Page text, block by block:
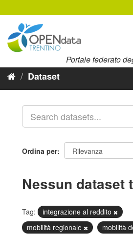
al
contenuto
Portale federato
Dataset
Ordina per
Nessun dataset
Tag:
integrazione al reddito
mobilità regionale
mobilità